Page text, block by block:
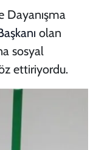
Dayanışma
olan
sosyal
ettiriyordu.